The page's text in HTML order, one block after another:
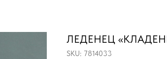
ЛЕДЕНЕЦ
SKU: 7814033